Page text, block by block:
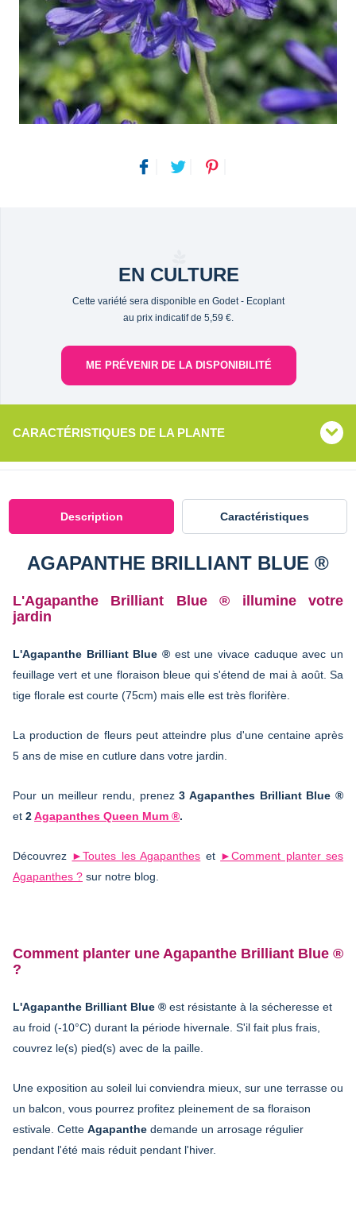
EN CULTURE
Cette variété sera disponible en Godet - Ecoplant
au prix indicatif de 5,59 €.
ME PRÉVENIR DE LA DISPONIBILITÉ
CARACTÉRISTIQUES DE LA PLANTE
Description Caractéristiques
AGAPANTHE BRILLIANT BLUE ®
L'Agapanthe Brilliant Blue ® illumine votre
jardin
L'Agapanthe Brilliant Blue ® est une vivace caduque avec un
feuillage vert et une floraison bleue qui s'étend de mai à août. Sa
tige florale est courte (75cm) mais elle est très florifère.
La production de fleurs peut atteindre plus d'une centaine après
5 ans de mise en cutlure dans votre jardin.
Pour un meilleur rendu, prenez3 Agapanthes Brilliant Blue ®
et 2Agapanthes Queen Mum ®.
Découvrez ►Toutes les Agapanthes et ►Comment planter ses
Agapanthes ? sur notre blog.
Comment planter une Agapanthe Brilliant Blue ®
?
L'Agapanthe Brilliant Blue ® est résistante à la sécheresse et
au froid (-10°C) durant la période hivernale. S'il fait plus frais,
couvrez le(s) pied(s) avec de la paille.
Une exposition au soleil lui conviendra mieux, sur une terrasse ou
un balcon, vous pourrez profitez pleinement de sa floraison
estivale. Cette Agapanthe demande un arrosage régulier
pendant l'été mais réduit pendant l'hiver.